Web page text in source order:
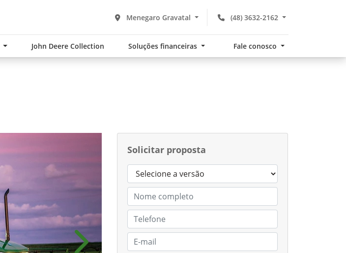
(48) 3632-2162
Menegaro Gravatal
John Deere Collection Soluções financeiras Fale conosco
Solicitar proposta
Próximo